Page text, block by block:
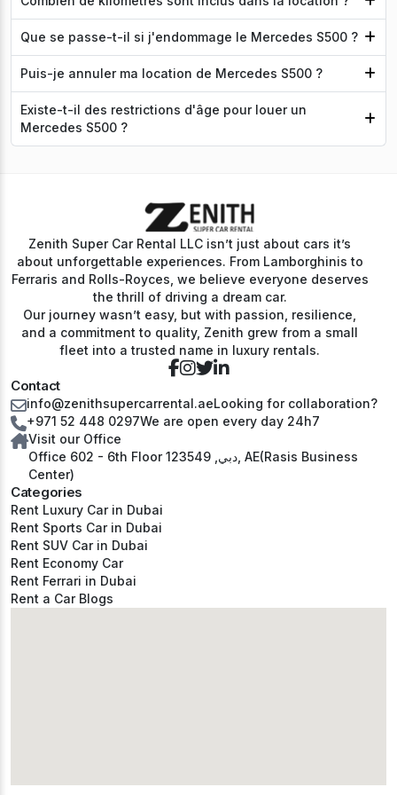
Que se passe-t-il si j'endommage le Mercedes S500 ?
Puis-je annuler ma location de Mercedes S500 ?
Existe-t-il des restrictions d'âge pour louer un
Mercedes S500 ?
Zenith Super Car Rental LLC isn’t just about cars it’s
about unforgettable experiences. From Lamborghinis to
Ferraris and Rolls-Royces, we believe everyone deserves
the thrill of driving a dream car.
Our journey wasn’t easy, but with passion, resilience,
and a commitment to quality, Zenith grew from a small
fleet into a trusted name in luxury rentals.
Categories
Rent Luxury Car in Dubai
Rent Sports Car in Dubai
Rent SUV Car in Dubai
Rent Economy Car
Rent Ferrari in Dubai
Rent a Car Blogs
Contact
info@zenithsupercarrental.aeLooking for collaboration?
+971 52 448 0297We are open every day 24h7
Visit our Office
Office 602 - 6th Floor دبي, 123549, AE(Rasis Business
Center)